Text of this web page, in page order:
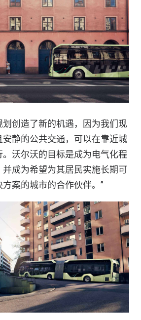
划创造了新的机遇，因为我们现
静的公共交通，可以在靠近城
沃尔沃的目标是成为电气化程
成为希望为其居民实施长期可
案的城市的合作伙伴。”